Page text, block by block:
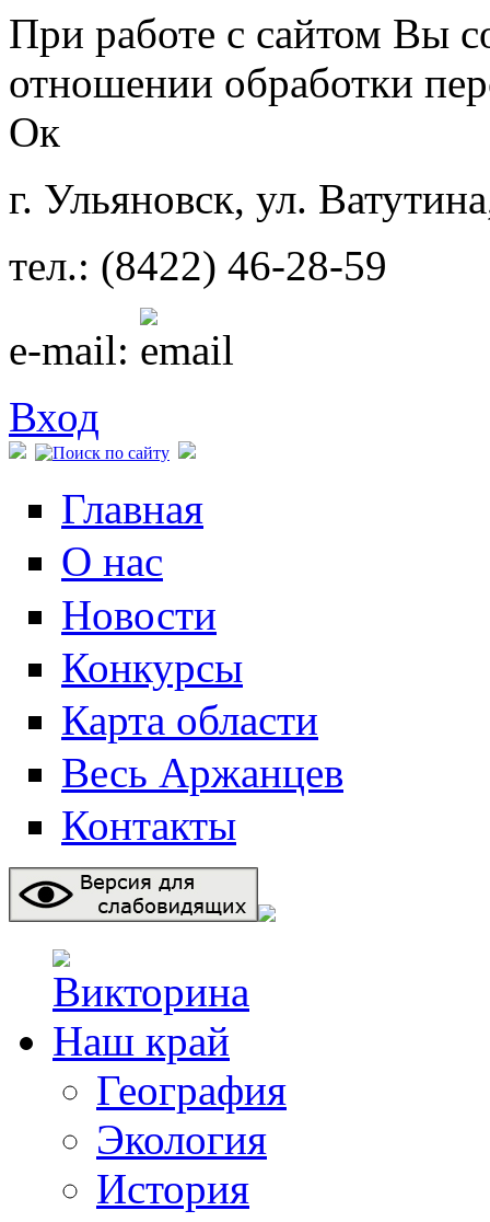
Перейти к основному содержанию
При работе с сайтом Вы
отношении обработки
Ок
г. Ульяновск, ул.
тел.: (8422) 46-28-59
e-mail:
Вход
Главная
О нас
Новости
Конкурсы
Карта области
Весь Аржанцев
Контакты
География
Экология
История